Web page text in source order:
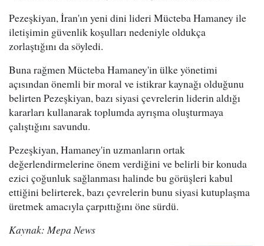
Pezeşkiyan, İran'ın yeni dini lideri Mücteba Hamaney ile
iletişimin güvenlik koşulları nedeniyle oldukça
zorlaştığını da söyledi.
Buna rağmen Mücteba Hamaney'in ülke yönetimi
açısından önemli bir moral ve istikrar kaynağı olduğunu
belirten Pezeşkiyan, bazı siyasi çevrelerin liderin aldığı
kararları kullanarak toplumda ayrışma oluşturmaya
çalıştığını savundu.
Pezeşkiyan, Hamaney'in uzmanların ortak
değerlendirmelerine önem verdiğini ve belirli bir konuda
ezici çoğunluk sağlanması halinde bu görüşleri kabul
ettiğini belirterek, bazı çevrelerin bunu siyasi kutuplaşma
üretmek amacıyla çarpıttığını öne sürdü.
Kaynak: Mepa News